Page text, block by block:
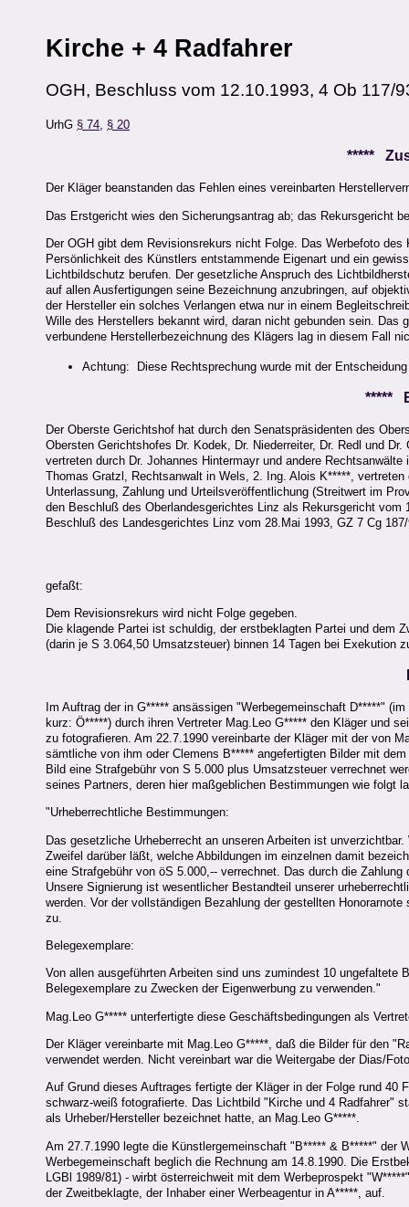
Kirche + 4 Radfahrer
OGH, Beschluss vom 12.10.1993, 4 Ob 117/
UrhG § 74, § 20
*****
Der Kläger beanstanden das Fehlen eines vereinbarten
Das Erstgericht wies den Sicherungsantrag ab; das Rekursgericht
Der OGH gibt dem Revisionsrekurs nicht Folge. Das Werbefoto
Persönlichkeit des Künstlers entstammende Eigenart und ein
Lichtbildschutz berufen. Der gesetzliche Anspruch des
auf allen Ausfertigungen seine Bezeichnung anzubringen, auf
der Hersteller ein solches Verlangen etwa nur in einem
Wille des Herstellers bekannt wird, daran nicht gebunden sein.
verbundene Herstellerbezeichnung des Klägers lag in diesem Fall
Achtung: Diese Rechtsprechung wurde mit der
*****
Der Oberste Gerichtshof hat durch den Senatspräsidenten des
Obersten Gerichtshofes Dr. Kodek, Dr. Niederreiter, Dr. Redl und
vertreten durch Dr. Johannes Hintermayr und andere
Thomas Gratzl, Rechtsanwalt in Wels, 2. Ing. Alois K*****,
Unterlassung, Zahlung und Urteilsveröffentlichung (Streitwert im
den Beschluß des Oberlandesgerichtes Linz als Rekursgericht
Beschluß des Landesgerichtes Linz vom 28.Mai 1993, GZ 7 Cg
gefaßt:
Dem Revisionsrekurs wird nicht Folge gegeben.
Die klagende Partei ist schuldig, der erstbeklagten Partei und dem
(darin je S 3.064,50 Umsatzsteuer) binnen 14 Tagen bei Exekution
Im Auftrag der in G***** ansässigen "Werbegemeinschaft D*****"
kurz: Ö*****) durch ihren Vertreter Mag.Leo G***** den Kläger und
zu fotografieren. Am 22.7.1990 vereinbarte der Kläger mit der von
sämtliche von ihm oder Clemens B***** angefertigten Bilder mit
Bild eine Strafgebühr von S 5.000 plus Umsatzsteuer verrechnet
seines Partners, deren hier maßgeblichen Bestimmungen wie folgt
"Urheberrechtliche Bestimmungen:
Das gesetzliche Urheberrecht an unseren Arbeiten ist
Zweifel darüber läßt, welche Abbildungen im einzelnen damit
eine Strafgebühr von öS 5.000,-- verrechnet. Das durch die
Unsere Signierung ist wesentlicher Bestandteil unserer
werden. Vor der vollständigen Bezahlung der gestellten
zu.
Belegexemplare:
Von allen ausgeführten Arbeiten sind uns zumindest 10
Belegexemplare zu Zwecken der Eigenwerbung zu verwenden."
Mag.Leo G***** unterfertigte diese Geschäftsbedingungen als
Der Kläger vereinbarte mit Mag.Leo G*****, daß die Bilder für den
verwendet werden. Nicht vereinbart war die Weitergabe der Dias/
Auf Grund dieses Auftrages fertigte der Kläger in der Folge rund
schwarz-weiß fotografierte. Das Lichtbild "Kirche und 4 Radfahrer"
als Urheber/Hersteller bezeichnet hatte, an Mag.Leo G*****.
Am 27.7.1990 legte die Künstlergemeinschaft "B***** & B*****" der
Werbegemeinschaft beglich die Rechnung am 14.8.1990. Die
LGBl 1989/81) - wirbt österreichweit mit dem Werbeprospekt
der Zweitbeklagte, der Inhaber einer Werbeagentur in A*****, auf.